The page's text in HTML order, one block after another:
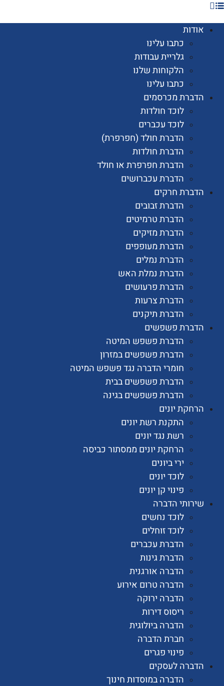
כתבו עלינו
גלריית עבודות
הלקוחות שלנו
כתבו עלינו
מכרסמים
לוכד חולדות
לוכד עכברים
הדברת חולד (חפרפרת)
הדברת חולדות
הדברת חפרפרת או חולד
הדברת עכברושים
חרקים
הדברת זבובים
הדברת טרמיטים
הדברת מזיקים
הדברת מעופפים
הדברת נמלים
הדברת נמלת האש
הדברת פרעושים
הדברת צרעות
הדברת תיקנים
פשפשים
הדברת פשפש המיטה
הדברת פשפשים במזרון
חומרי הדברה נגד פשפש המיטה
הדברת פשפשים בבית
הדברת פשפשים בגינה
יונים
התקנת רשת יונים
רשת נגד יונים
הרחקת יונים ממסתור כביסה
ירי ביונים
לוכד יונים
פינוי קן יונים
הדברה
לוכד נחשים
לוכד זוחלים
הדברת עכברים
הדברת גינות
הדברה אורגנית
הדברה טרום אירוע
הדברה ירוקה
ריסוס דירות
הדברה ביולוגית
חברת הדברה
פינוי פגרים
לעסקים
הדברה במוסדות חינוך